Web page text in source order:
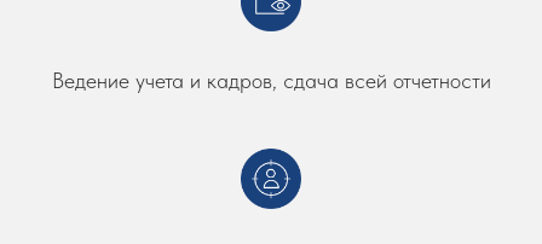
Ведение учета и кадров, сдача всей отчетности